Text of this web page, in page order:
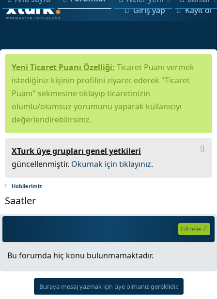
Giriş yap Kayıt ol
Yeni Ticaret Puanı Özelliği: Ticaret Puanı vermek
istediğiniz kişinin profilini ziyaret ederek "Ticaret
Puanı" sekmesine tıklayıp ticaretinizin
olumlu/olumsuz yorumunu yaparak kullanıcıyı
değerlendirebilirsiniz.
XTurk üye grupları genel yetkileri
güncellenmiştir. Okumak için tıklayınız.
Hobilerimiz
Saatler
Filtreler
Bu forumda hiç konu bulunmamaktadır.
Buraya mesaj yazmak için üye olmanız gereklidir.